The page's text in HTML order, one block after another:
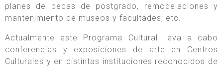
planes de becas de postgrado, remodelaciones y
mantenimiento de museos y facultades, etc.
Actualmente este Programa Cultural lleva a cabo
conferencias y exposiciones de arte en Centros
Culturales y en distintas instituciones reconocidos de